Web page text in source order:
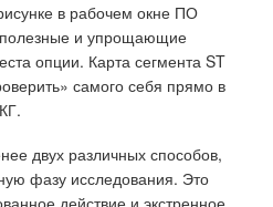
в рабочем окне ПО
и упрощающие
опции. Карта сегмента ST
самого себя прямо в
двух различных способов,
фазу исследования. Это